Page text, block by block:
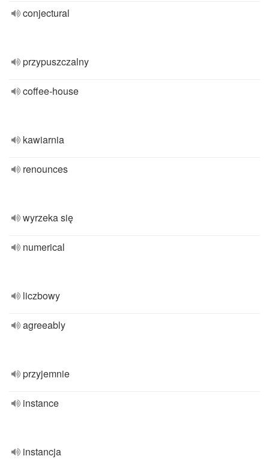
conjectural
przypuszczalny
coffee-house
kawiarnia
renounces
wyrzeka się
numerical
liczbowy
agreeably
przyjemnie
instance
instancja